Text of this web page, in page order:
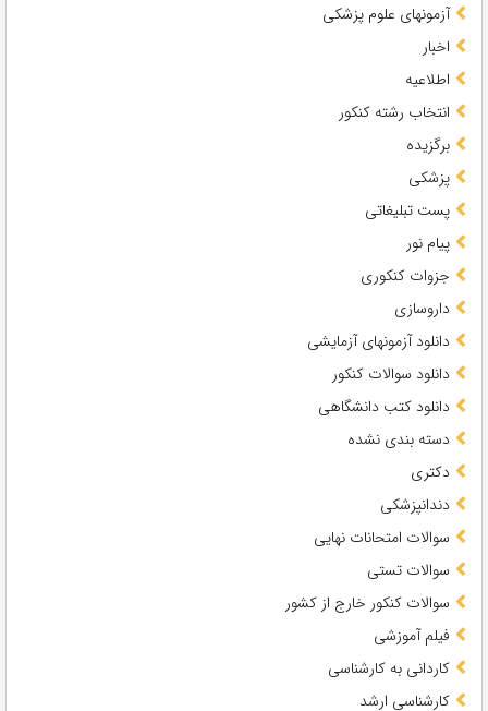
آزمونهای علوم پزشکی
اخبار
اطلاعیه
انتخاب رشته کنکور
برگزیده
پزشکی
پست تبلیغاتی
پیام نور
جزوات کنکوری
داروسازی
دانلود آزمونهای آزمایشی
دانلود سوالات کنکور
دانلود کتب دانشگاهی
دسته بندی نشده
دکتری
دندانپزشکی
سوالات امتحانات نهایی
سوالات تستی
سوالات کنکور خارج از کشور
فیلم آموزشی
کاردانی به کارشناسی
کارشناسی ارشد